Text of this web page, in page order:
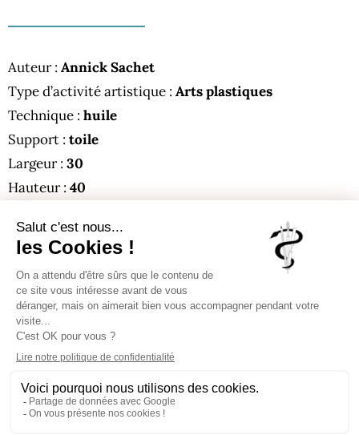
Auteur : Annick Sachet
Type d’activité artistique : Arts plastiques
Technique : huile
Support : toile
Largeur : 30
Hauteur : 40
Inscrivez-vous pour recevoir chaque
semaine notre Newsletter, un condensé
des publications sur notre site.
J'aime
© AAPS 2026 –
Tous droits